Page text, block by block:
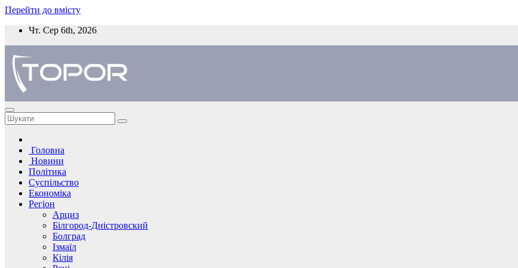
Перейти до вмісту
Чт. Сер 6th, 2026
Головна
Новини
Політика
Суспільство
Економіка
Регіон
Арциз
Білгород-Дністровский
Болград
Ізмаїл
Кілія